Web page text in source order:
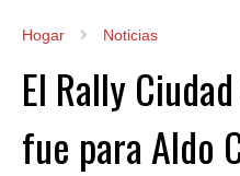
Hogar Noticias
El Rally
fue para Aldo